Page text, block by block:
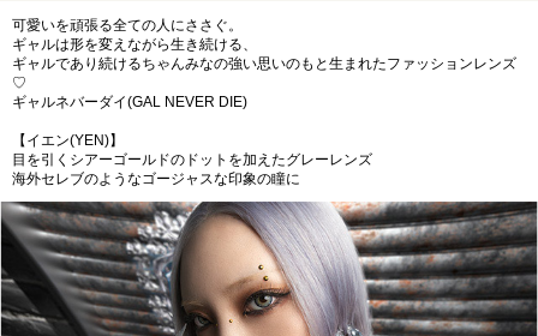
可愛いを頑張る全ての人にささぐ。
ギャルは形を変えながら生き続ける、
ギャルであり続けるちゃんみなの強い思いのもと生まれたファッションレンズ
♡
ギャルネバーダイ(GAL NEVER DIE)
【イエン(YEN)】
目を引くシアーゴールドのドットを加えたグレーレンズ
海外セレブのようなゴージャスな印象の瞳に